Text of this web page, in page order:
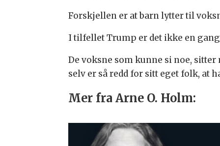
Forskjellen er at barn lytter til
I tilfellet Trump er det ikke en
De voksne som kunne si noe,
selv er så redd for sitt eget folk, at
Mer fra Arne O. Holm: